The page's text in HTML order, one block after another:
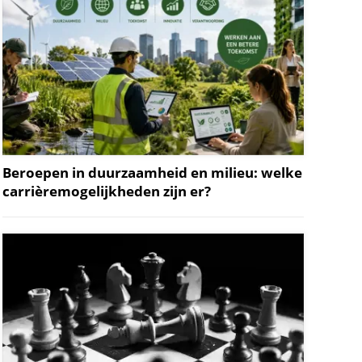
Beroepen in duurzaamheid en milieu: welke
carrièremogelijkheden zijn er?